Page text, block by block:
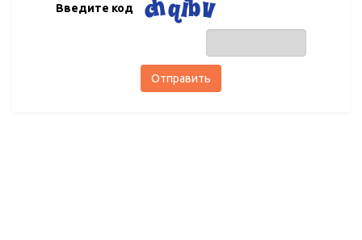
Введите код
Отправить